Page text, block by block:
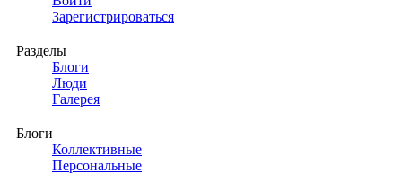
Зарегистрироваться
Разделы
Блоги
Люди
Галерея
Блоги
Коллективные
Персональные